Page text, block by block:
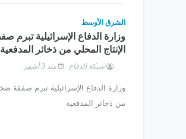
الشرق الأوسط
الإنتاج المحلي من ذخائر المدفعية
شبكة الدفاع منذ 3 أشهر
من ذخائر المدفعية